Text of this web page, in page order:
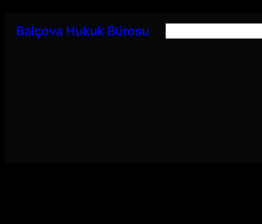
geçBalçova Hukuk Bürosu